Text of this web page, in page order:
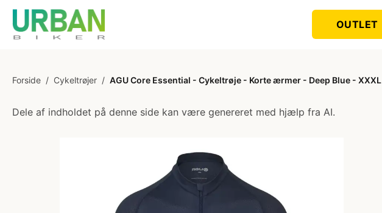
OUTLET
Forside / Cykeltrøjer / AGU Core Essential - Cykeltrøje - Korte ærmer - Deep Blue - XXXL
Dele af indholdet på denne side kan være genereret med hjælp fra AI.